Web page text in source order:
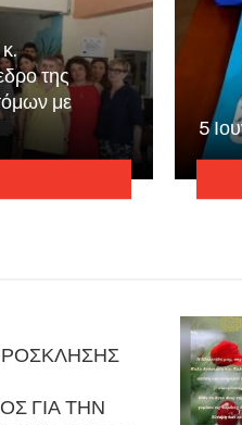
της
με
5
ΓΙΑ ΤΗΝ